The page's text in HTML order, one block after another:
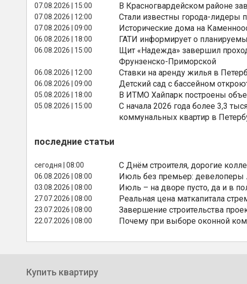
07.08.2026 | 15:00 В Красногвардейском районе
07.08.2026 | 12:00 Стали известны города-лидеры
07.08.2026 | 09:00 Исторические дома на
06.08.2026 | 18:00 ГАТИ информирует о
06.08.2026 | 15:00
Щит «Надежда» завершил
Фрунзенско-Приморской
06.08.2026 | 12:00 Ставки на аренду жилья в
06.08.2026 | 09:00 Детский сад с бассейном
05.08.2026 | 18:00 В ИТМО Хайпарк построены
05.08.2026 | 15:00
С начала 2026 года более 3,3
коммунальных квартир в
последние статьи
сегодня | 08:00 С Днём строителя, дорогие
06.08.2026 | 08:00 Июль без премьер: девелоперы
03.08.2026 | 08:00 Июль – на дворе пусто, да и в
27.07.2026 | 08:00 Реальная цена маткапитала
23.07.2026 | 08:00 Завершение строительства
22.07.2026 | 08:00 Почему при выборе оконной
Купить квартиру